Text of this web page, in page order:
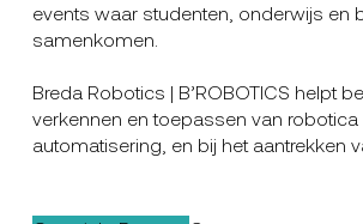
events waar studenten, onderwijs en
samenkomen.
Breda Robotics | B’ROBOTICS helpt
verkennen en toepassen van robotica
automatisering, en bij het aantrekken